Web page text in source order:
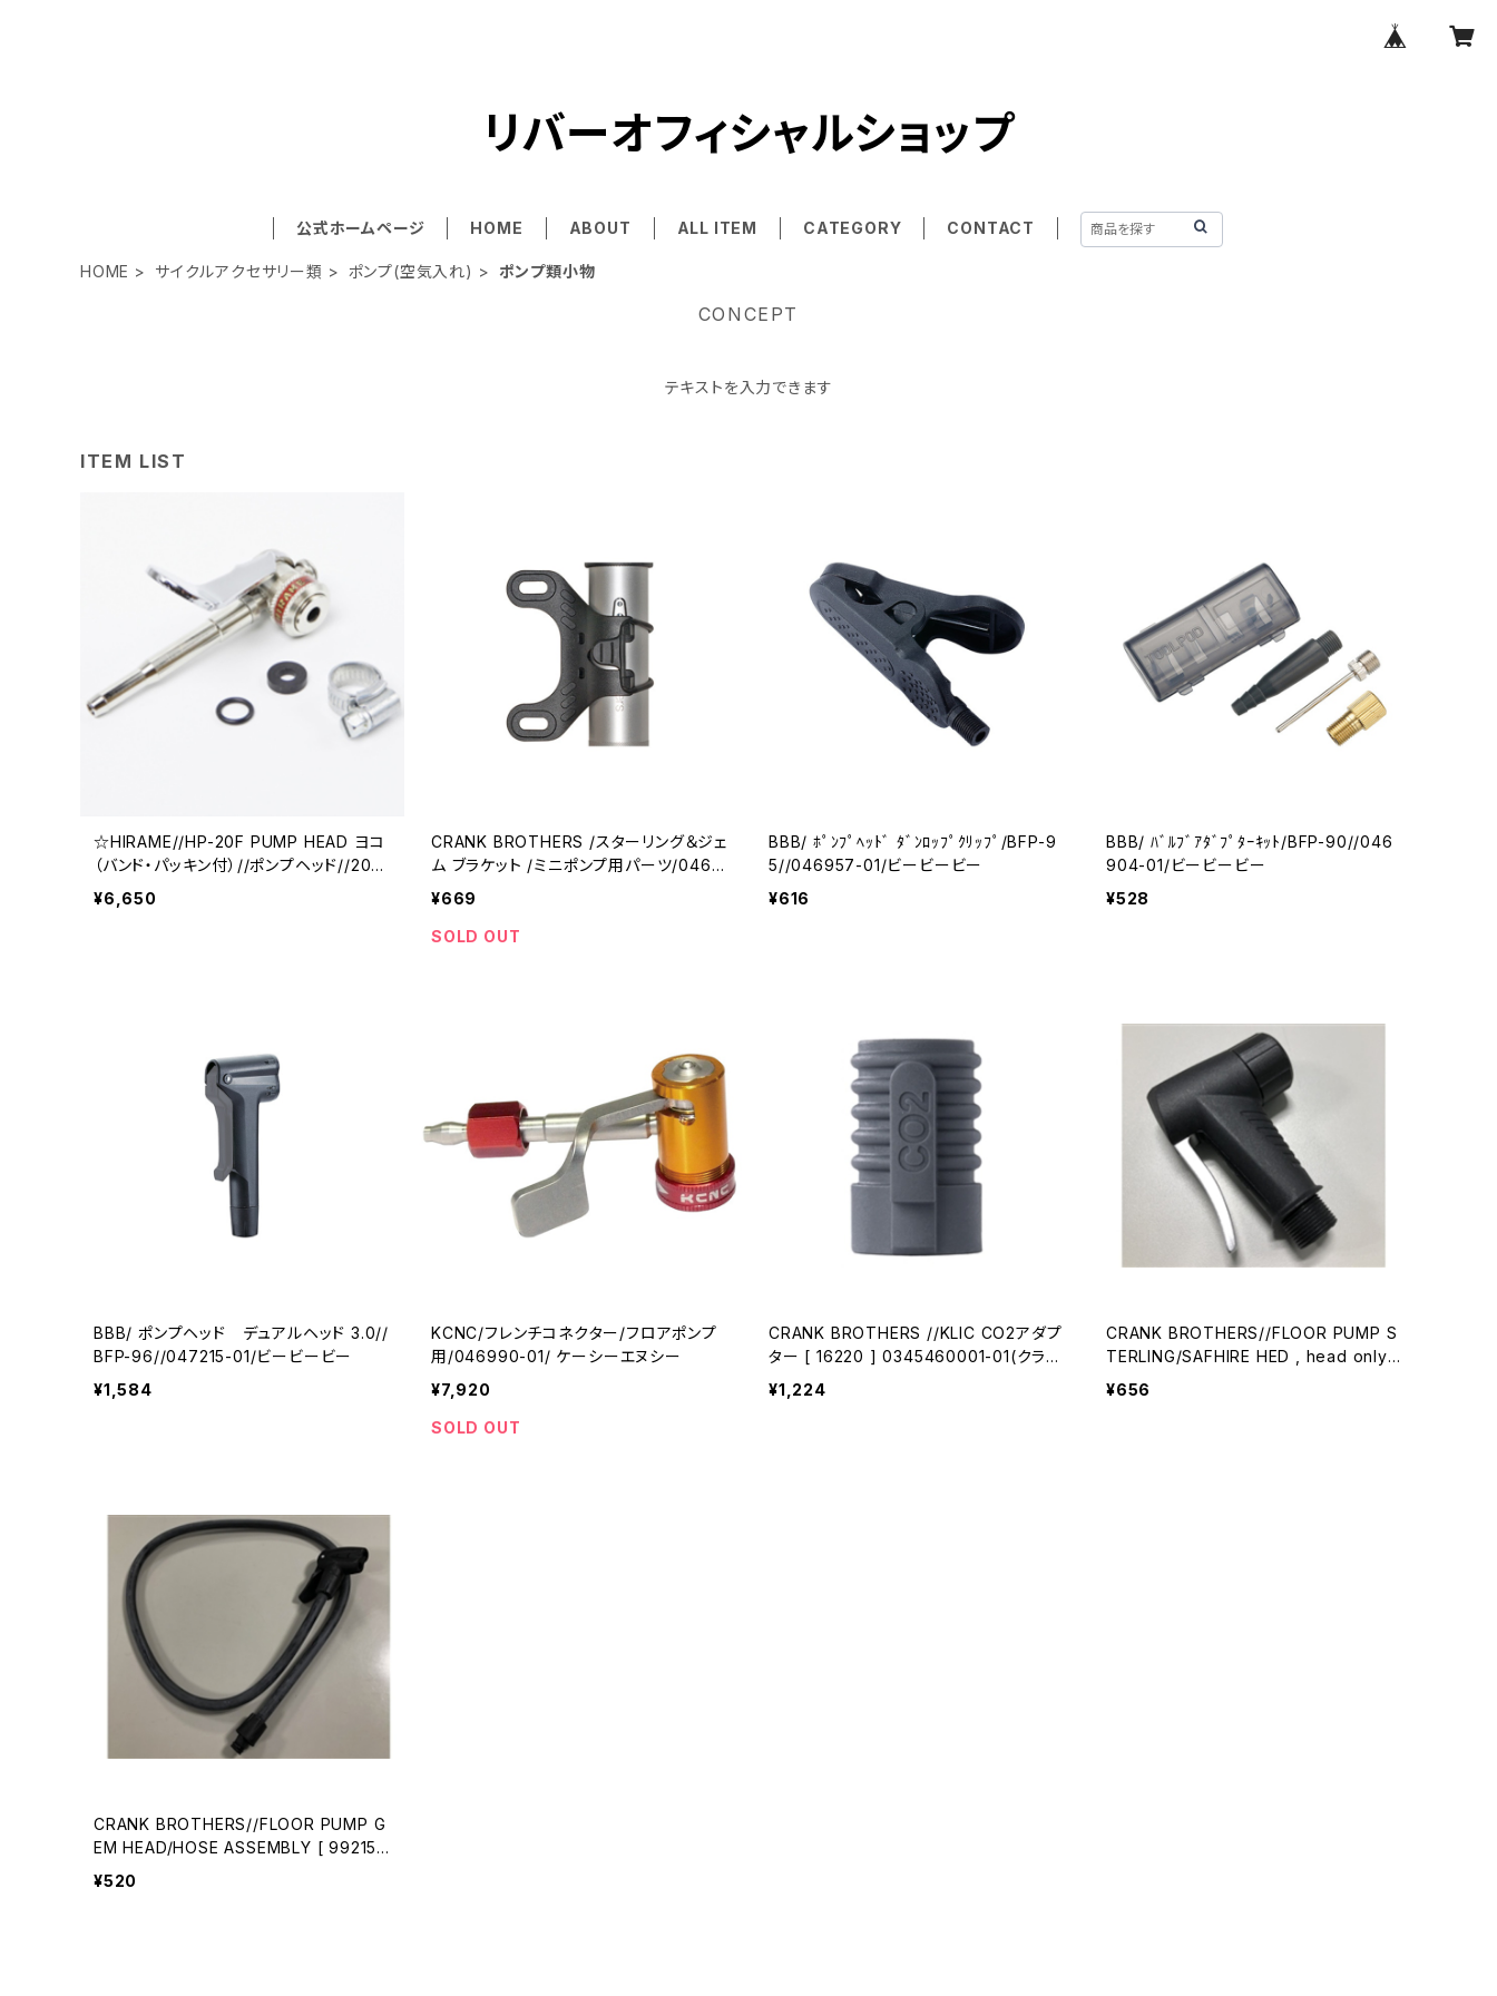
リバーオフィシャルショップ
公式ホームページ HOME ABOUT ALL ITEM CATEGORY CONTACT
HOME サイクルアクセサリー類 ポンプ(空気入れ) ポンプ類小物
CONCEPT
テキストを入力できます
ITEM LIST
☆HIRAME//HP-20F PUMP HEAD ヨコ
（バンド・パッキン付）//ポンプヘッド//208
9000000027-01//ヒラメ
¥6,650
CRANK BROTHERS /スターリング＆ジェ
ム ブラケット /ミニポンプ用パーツ/0465
59-01(クランクブラザーズ)
¥669
SOLD OUT
BBB/ ﾎﾟﾝﾌﾟﾍｯﾄﾞ ﾀﾞﾝﾛｯﾌﾟｸﾘｯﾌﾟ/BFP-9
5//046957-01/ビービービー
¥616
BBB/ ﾊﾞﾙﾌﾞｱﾀﾞﾌﾟﾀｰｷｯﾄ/BFP-90//046
904-01/ビービービー
¥528
BBB/ ポンプヘッド デュアルヘッド 3.0//
BFP-96//047215-01/ビービービー
¥1,584
KCNC/フレンチコネクター/フロアポンプ
用/046990-01/ ケーシーエヌシー
¥7,920
SOLD OUT
CRANK BROTHERS //KLIC CO2アダプ
ター [ 16220 ] 0345460001-01(クラン
クブラザーズ)
¥1,224
CRANK BROTHERS//FLOOR PUMP S
TERLING/SAFHIRE HED , head only n
o hose [ 99230 ] //1029540001-01
¥656
CRANK BROTHERS//FLOOR PUMP G
EM HEAD/HOSE ASSEMBLY [ 99215 ]
//1029530001-01(クランクブラザーズ)
¥520